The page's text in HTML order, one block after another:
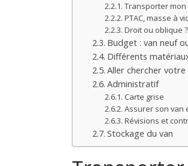
Transporter mon
PTAC, masse à
Droit ou oblique ?
Budget : van neuf
Différents
Aller chercher votre
Administratif
Carte grise
Assurer son van
Révisions et
Stockage du van